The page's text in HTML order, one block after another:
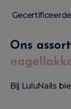
Ons
Bij LuluNails